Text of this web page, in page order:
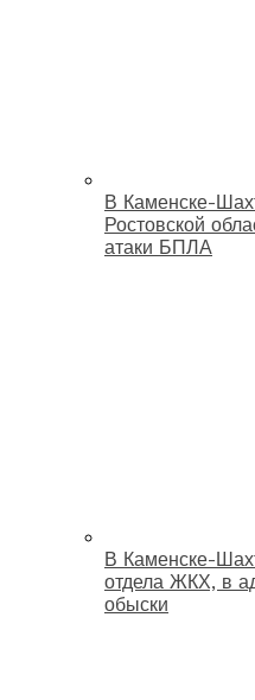
В Каменске-
Ростовской
атаки БПЛА
В Каменске-
отдела ЖКХ, в
обыски